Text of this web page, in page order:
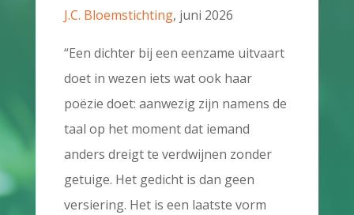
J.C. Bloemstichting, juni 2026
“Een dichter bij een eenzame uitvaart
doet in wezen iets wat ook haar
poëzie doet: aanwezig zijn namens de
taal op het moment dat iemand
anders dreigt te verdwijnen zonder
getuige. Het gedicht is dan geen
versiering. Het is een laatste vorm